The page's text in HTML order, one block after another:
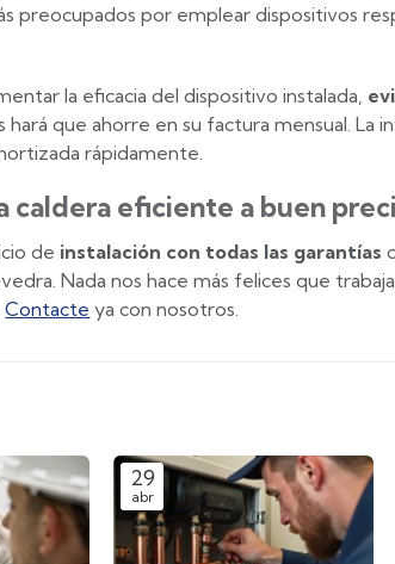
preocupados por emplear dispositivos
la eficacia del dispositivo instalada,
hará que ahorre en su factura mensual. La
rápidamente.
caldera eficiente a buen
de instalación con todas las garantías
Nada nos hace más felices que
Contacte ya con nosotros.
29
abr